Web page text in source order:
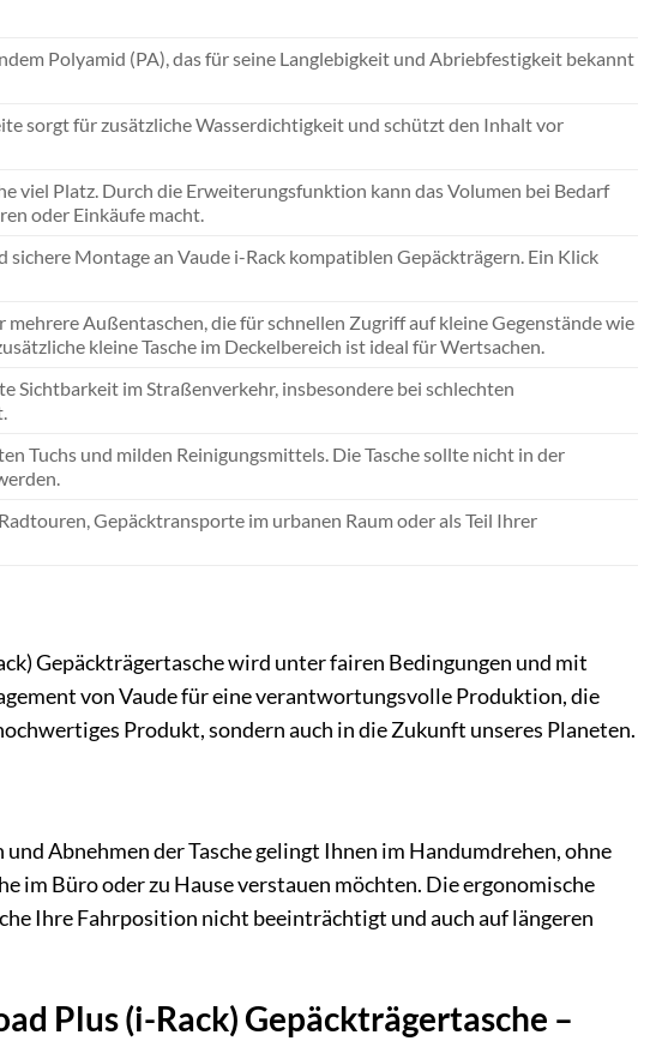
Polyamid (PA), das für seine Langlebigkeit und Abriebfestigkeit bekannt
sorgt für zusätzliche Wasserdichtigkeit und schützt den Inhalt vor
viel Platz. Durch die Erweiterungsfunktion kann das Volumen bei Bedarf
oder Einkäufe macht.
Montage an Vaude i-Rack kompatiblen Gepäckträgern. Ein Klick
Außentaschen, die für schnellen Zugriff auf kleine Gegenstände wie
kleine Tasche im Deckelbereich ist ideal für Wertsachen.
Sichtbarkeit im Straßenverkehr, insbesondere bei schlechten
Tuchs und milden Reinigungsmittels. Die Tasche sollte nicht in der
Gepäcktransporte im urbanen Raum oder als Teil Ihrer
Gepäckträgertasche wird unter fairen Bedingungen und mit
von Vaude für eine verantwortungsvolle Produktion, die
Produkt, sondern auch in die Zukunft unseres Planeten.
Abnehmen der Tasche gelingt Ihnen im Handumdrehen, ohne
im Büro oder zu Hause verstauen möchten. Die ergonomische
Ihre Fahrposition nicht beeinträchtigt und auch auf längeren
Plus (i-Rack) Gepäckträgertasche –